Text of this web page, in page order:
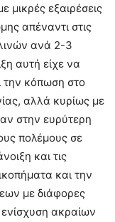
μικρές εξαιρέσεις
απέναντι στις
ανά 2-3
αυτή είχε να
την κόπωση στο
αλλά κυρίως με
στην ευρύτερη
πολέμους σε
και τις
και την
με διάφορες
ακραίων